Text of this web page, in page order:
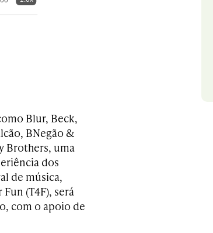
Blur, Beck,
BNegão &
Brothers, uma
dos
de música,
(T4F), será
com o apoio de